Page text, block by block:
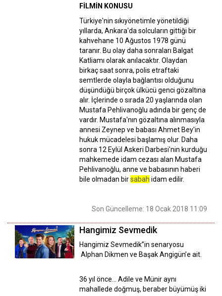
FİLMİN KONUSU
Türkiye'nin sıkıyönetimle yönetildiği
yıllarda, Ankara'da solcuların gittiği bir
kahvehane 10 Ağustos 1978 günü
taranır. Bu olay daha sonraları Balgat
Katliamı olarak anılacaktır. Olaydan
birkaç saat sonra, polis etraftaki
semtlerde olayla bağlantısı olduğunu
düşündüğü birçok ülkücü genci gözaltına
alır. İçlerinde o sırada 20 yaşlarında olan
Mustafa Pehlivanoğlu adında bir genç de
vardır. Mustafa'nın gözaltına alınmasıyla
annesi Zeynep ve babası Ahmet Bey'in
hukuk mücadelesi başlamış olur. Daha
sonra 12 Eylül Askeri Darbesi'nin kurduğu
mahkemede idam cezası alan Mustafa
Pehlivanoğlu, anne ve babasının haberi
bile olmadan birsabah idam edilir.
Son Güncelleme: 18 Ocak 2018 11:09
Hangimiz Sevmedik
Hangimiz Sevmedik”in senaryosu
Alphan Dikmen ve Başak Angigün’e ait.
36 yıl önce… Adile ve Münir aynı
mahallede doğmuş, beraber büyümüş iki